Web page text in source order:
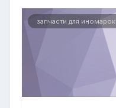
запчасти для иномарок